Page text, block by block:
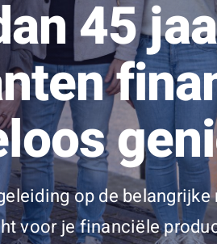
45
op de
voor je financiële